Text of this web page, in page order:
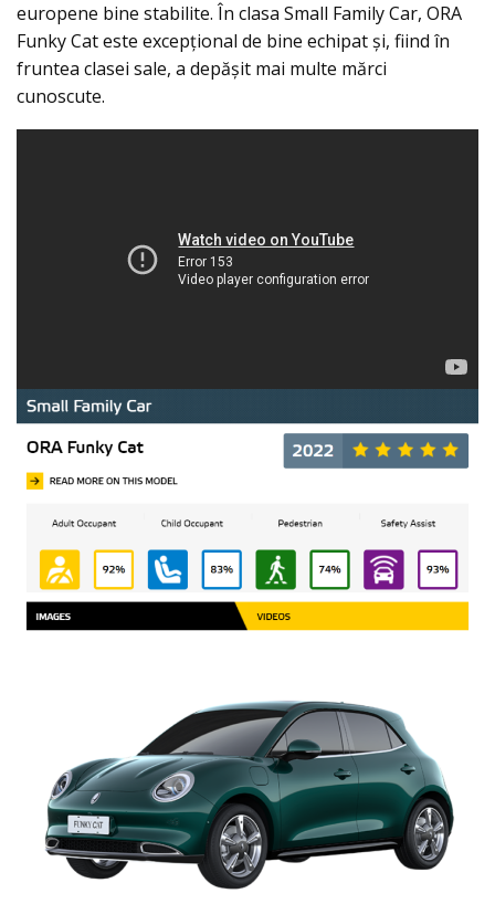
europene bine stabilite. În clasa Small Family Car, ORA
Funky Cat este excepțional de bine echipat și, fiind în
fruntea clasei sale, a depășit mai multe mărci
cunoscute.